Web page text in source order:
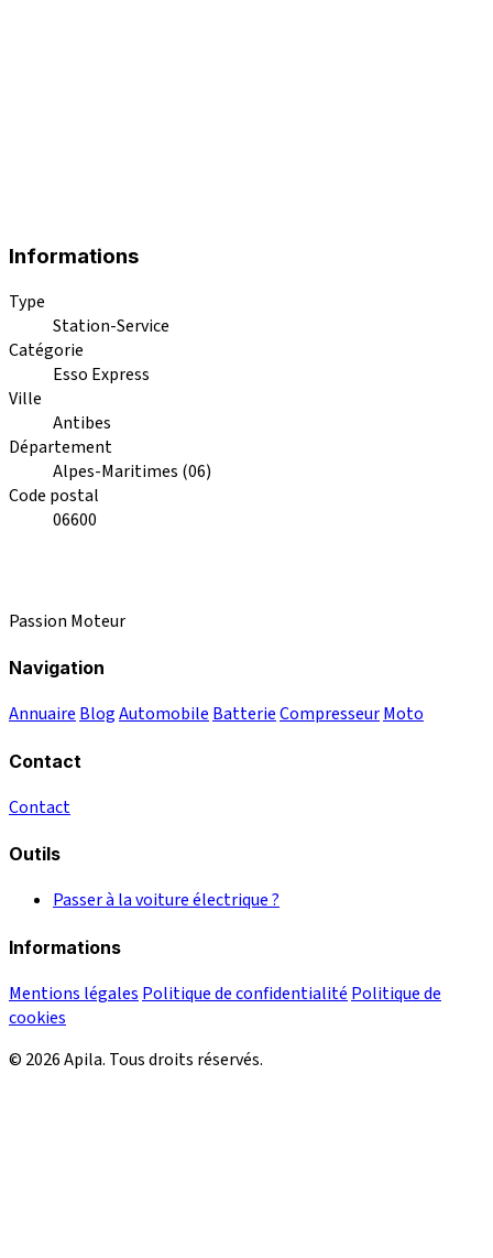
Informations
Type
Station-Service
Catégorie
Esso Express
Ville
Antibes
Département
Alpes-Maritimes (06)
Code postal
06600
Passion Moteur
Navigation
Annuaire BlogAutomobile BatterieCompresseurMoto
Contact
Contact
Outils
Passer à la voiture électrique ?
Informations
Mentions légales Politique de confidentialité Politique de
cookies
© 2026 Apila. Tous droits réservés.